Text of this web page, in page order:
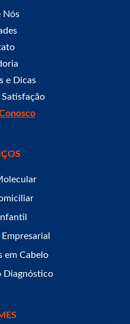
Nós
e Dicas
Satisfação
em Cabelo
Diagnóstico